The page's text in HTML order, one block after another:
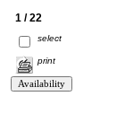
1 / 22
select
print